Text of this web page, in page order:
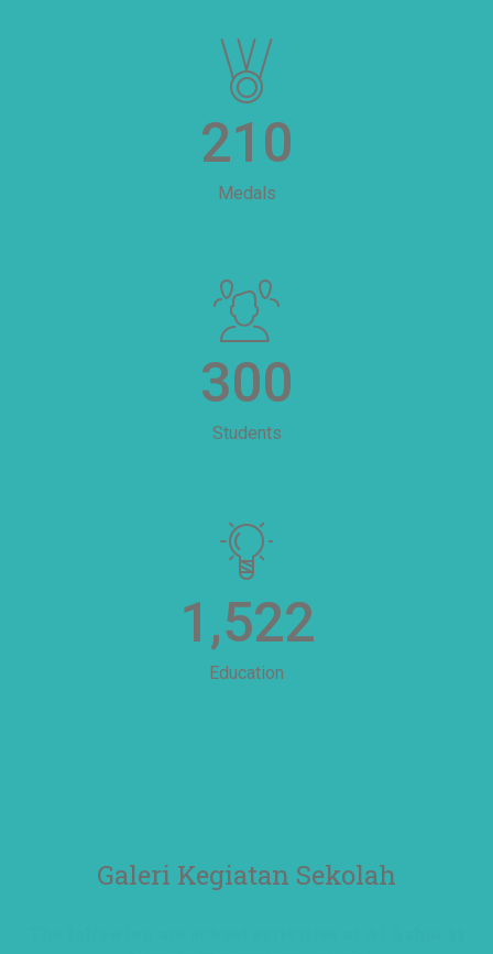
210
Medals
300
Students
1,522
Education
Galeri Kegiatan Sekolah